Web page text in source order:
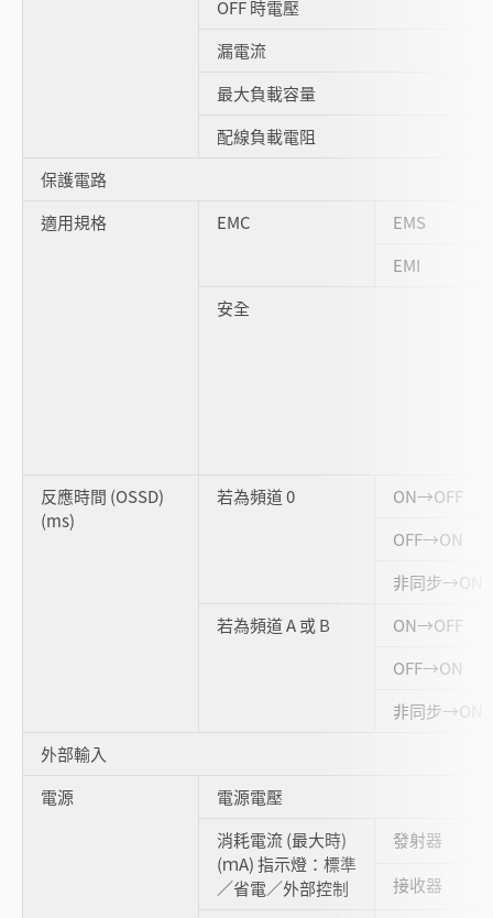
OFF 時電壓
漏電流
最大負載容量
配線負載電阻
保護電路
適用規格
EMC
EMS
EMI
安全
反應時間 (OSSD)
(ms)
若為頻道 0
ON→OFF
OFF→ON
非同步→ON
若為頻道 A 或 B
ON→OFF
OFF→ON
非同步→ON
外部輸入
電源
電源電壓
消耗電流 (最大時)
(ｍA) 指示燈：標準
／省電／外部控制
發射器
接收器